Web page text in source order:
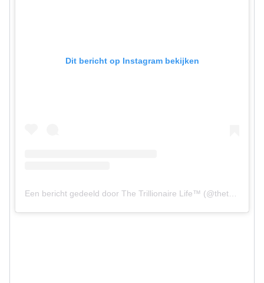
Dit bericht op Instagram bekijken
Een bericht gedeeld door The Trillionaire Life™ (@thetrillionairelife)